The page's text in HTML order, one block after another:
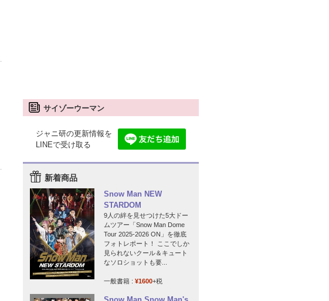
サイゾーウーマン
ジャニ研の更新情報を
LINEで受け取る
新着商品
Snow Man NEW
STARDOM
9人の絆を見せつけた5大ドー
ムツアー「Snow Man Dome
Tour 2025-2026 ON」を徹底
フォトレポート！ ここでしか
見られないクール＆キュート
なソロショットも要...
一般書籍 : ¥1600+税